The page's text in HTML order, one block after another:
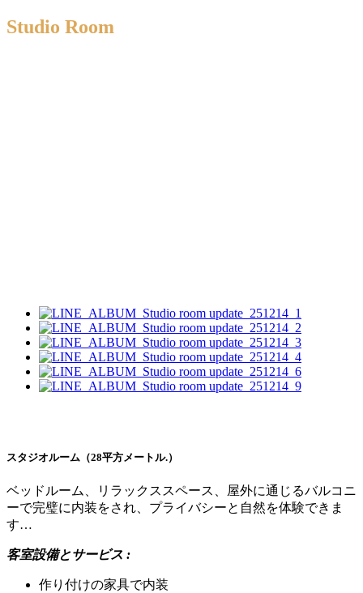
Studio Room
スタジオルーム（28平方メートル.）
ベッドルーム、リラックススペース、屋外に通じるバルコニ
ーで完璧に内装をされ、プライバシーと自然を体験できま
す…
客室設備とサービス :
作り付けの家具で内装